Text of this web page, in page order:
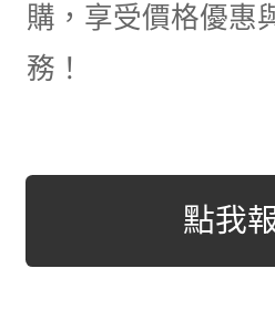
購，享受價格優惠
務！
點我